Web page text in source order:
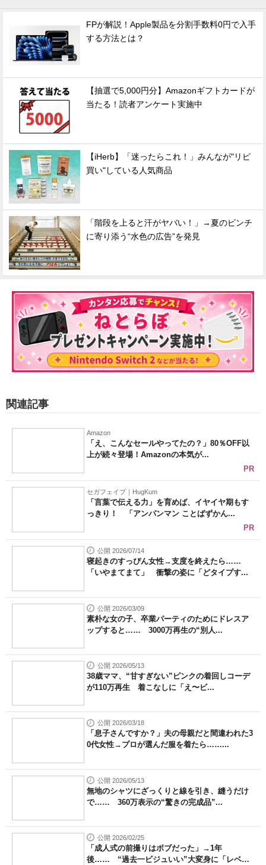
FPが解説！Apple製品を分割手数料0円で入手
する方法とは？
【抽選で5,000円分】Amazonギフトカードが
当たる！読者アンケート実施中
【iHerb】「迷ったらこれ！」みんなが"リピ
買い"している人気商品
「階段を上ると汗がヤバい！」→夏のピンチ
に寄り添う“水色の広告”を発見
関連記事
Amazon
「え、こんなセールやってたの？」80％OFF以
上が続々登場！Amazonの本気が...
PR
セガフェイブ｜HugKum
「言葉で伝える力」を育めば、イヤイヤ期もす
っきり！ 「アンパンマン ことばずかん...
PR
公開 2026/07/14
寝起きのすっぴん女性→支度を終えたら……
「いやまてまて」 衝撃の姿に「どタイプす...
公開 2026/03/09
素朴な女の子、卒業パーティのためにドレスア
ップすると…… 3000万再生の“別人...
公開 2026/05/13
38歳ママ、“甘すぎない”ピンクの着回しコーデ
が110万再生 着こなしに「え〜ビ...
公開 2026/03/18
「息子さんですか？」夫の母親だと間違われた3
0代女性→プロが選んだ服を着たら……...
公開 2026/05/13
無地のシャツにざっくりと線を引き、縫うだけ
で…… 360万表示の“驚きの完成品”...
公開 2026/02/25
「成人式の前撮りはボブだった」→1年
後…… “過去一ビジュいい”大変身に「レベ